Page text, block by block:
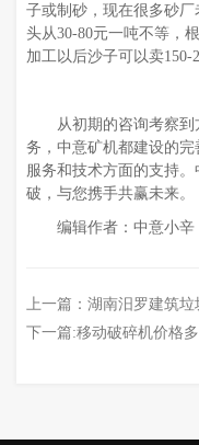
子或制砂，现在很多砂
头从30-80元一吨不等，
加工以后沙子可以卖150-
从初期的咨询考察
务，中意矿机都建设的
服务和技术方面的支持
破，与您携手共赢未来。
编辑作者：中意小辛
上一篇：湖南汨罗建筑垃
下一篇:移动破碎机价格